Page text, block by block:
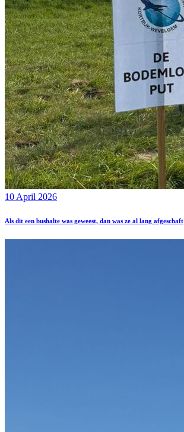
10 April 2026
Als dit een bushalte was geweest, dan was ze al lang afgeschaft